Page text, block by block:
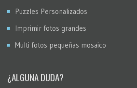
Puzzles Personalizados
Imprimir fotos grandes
Multi fotos pequeñas mosaico
¿ALGUNA DUDA?